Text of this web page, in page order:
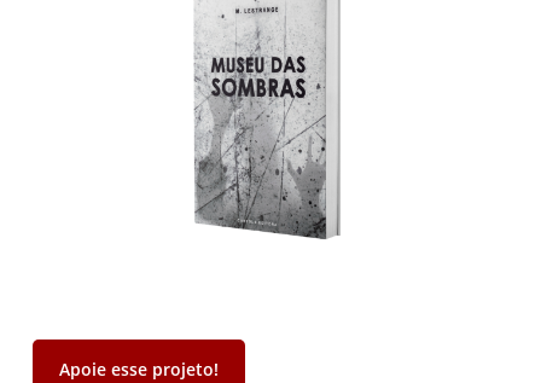
Apoie esse projeto!